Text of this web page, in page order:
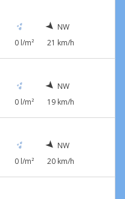
0 l/m²
NW
21 km/h
0 l/m²
NW
19 km/h
0 l/m²
NW
20 km/h